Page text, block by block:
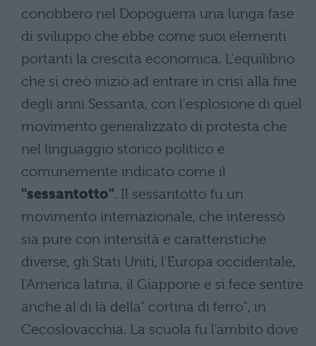
conobbero nel Dopoguerra una lunga fase
di sviluppo che ebbe come suoi elementi
portanti la crescita economica. L'equilibrio
che si creò iniziò ad entrare in crisi alla fine
degli anni Sessanta, con l'esplosione di quel
movimento generalizzato di protesta che
nel linguaggio storico politico e
comunemente indicato come il
"sessantotto". Il sessantotto fu un
movimento internazionale, che interessò
sia pure con intensità e caratteristiche
diverse, gli Stati Uniti, l'Europa occidentale,
l'America latina, il Giappone e si fece sentire
anche al di là della" cortina di ferro", in
Cecoslovacchia. La scuola fu l'ambito dove